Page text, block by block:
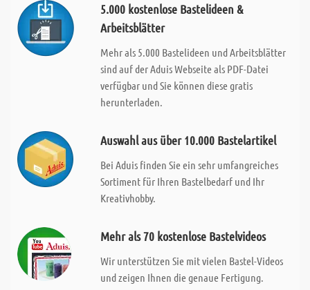
5.000 kostenlose Bastelideen &
Arbeitsblätter
Mehr als 5.000 Bastelideen und Arbeitsblätter
sind auf der Aduis Webseite als PDF-Datei
verfügbar und Sie können diese gratis
herunterladen.
Auswahl aus über 10.000 Bastelartikel
Bei Aduis finden Sie ein sehr umfangreiches
Sortiment für Ihren Bastelbedarf und Ihr
Kreativhobby.
Mehr als 70 kostenlose Bastelvideos
Wir unterstützen Sie mit vielen Bastel-Videos
und zeigen Ihnen die genaue Fertigung.